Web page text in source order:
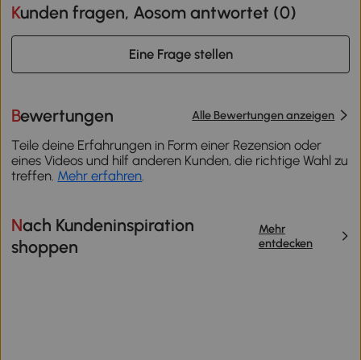
Kunden fragen, Aosom antwortet (0)
Eine Frage stellen
Bewertungen Alle Bewertungen anzeigen
Teile deine Erfahrungen in Form einer Rezension oder
eines Videos und hilf anderen Kunden, die richtige Wahl zu
treffen. Mehr erfahren.
Nach Kundeninspiration
shoppen
Mehr
entdecken